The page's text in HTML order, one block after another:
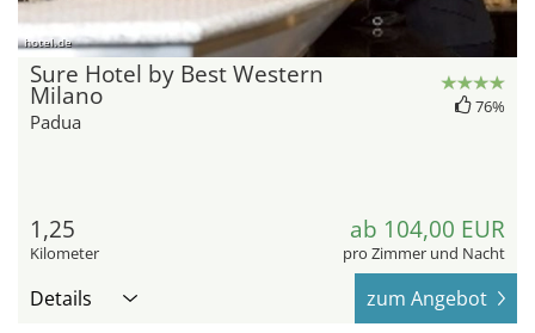
hotel.de
Sure Hotel by Best Western
Milano
Padua
76%
1,25
Kilometer
ab 104,00 EUR
pro Zimmer und Nacht
Details zum Angebot